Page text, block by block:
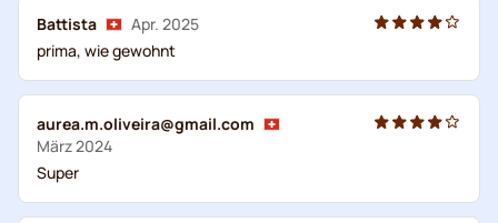
Battista
Apr. 2025
prima, wie gewohnt
aurea.m.oliveira@gmail.com
März 2024
Super